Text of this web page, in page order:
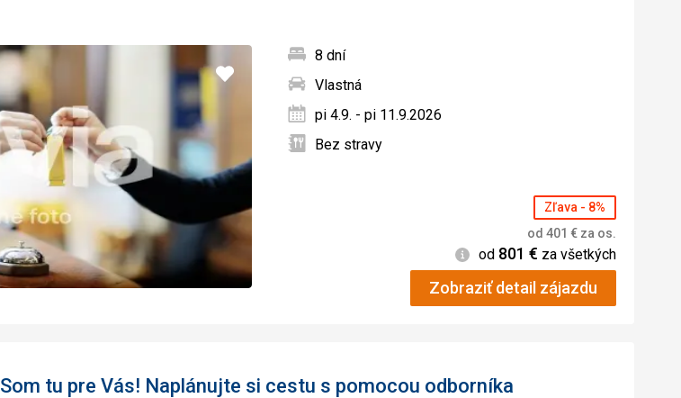
Pridať
8 dní
Vlastná
pi 4.9. - pi 11.9.2026
Bez stravy
Zľava - 8%
od 401 € za os.
Informácie
od 801 € za všetkých
Zobraziť detail zájazdu
Som tu pre Vás! Naplánujte si cestu s pomocou odborníka